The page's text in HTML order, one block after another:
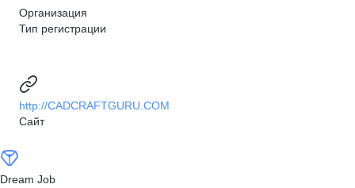
Организация
Тип регистрации
http://CADCRAFTGURU.COM
Сайт
Dream Job